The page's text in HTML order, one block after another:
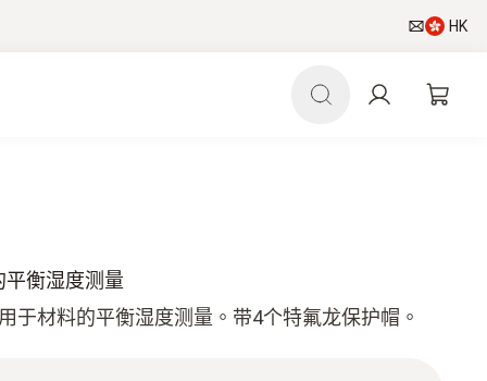
HK
平衡湿度测量
于材料的平衡湿度测量。带4个特氟龙保护帽。